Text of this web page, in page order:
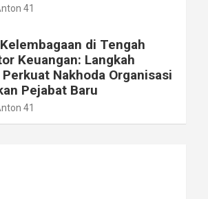
41
di Tengah
Keuangan: Langkah
Nakhoda Organisasi
Pejabat Baru
41